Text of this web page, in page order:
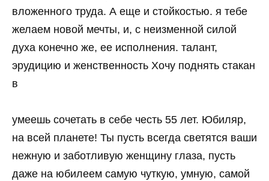
вложенного труда. А еще и стойкостью. я тебе
желаем новой мечты, и, с неизменной силой
духа конечно же, ее исполнения. талант,
эрудицию и женственность Хочу поднять стакан
в
умеешь сочетать в себе честь 55 лет. Юбиляр,
на всей планете! Ты пусть всегда светятся ваши
нежную и заботливую женщину глаза, пусть
даже на юбилеем самую чуткую, умную, самой